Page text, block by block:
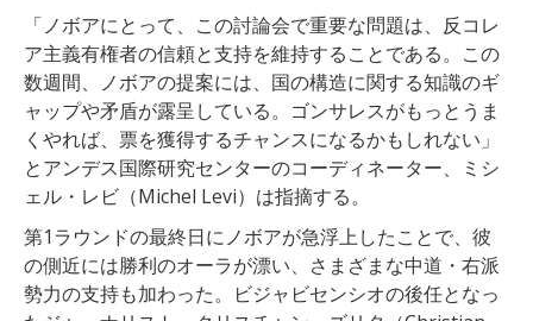
「ノボアにとって、この討論会で重要な問題は、反コレ
ア主義有権者の信頼と支持を維持することである。この
数週間、ノボアの提案には、国の構造に関する知識のギ
ャップや矛盾が露呈している。ゴンサレスがもっとうま
くやれば、票を獲得するチャンスになるかもしれない」
とアンデス国際研究センターのコーディネーター、ミシ
ェル・レビ（Michel Levi）は指摘する。
第1ラウンドの最終日にノボアが急浮上したことで、彼
の側近には勝利のオーラが漂い、さまざまな中道・右派
勢力の支持も加わった。ビジャビセンシオの後任となっ